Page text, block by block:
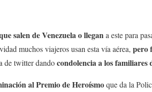
salen de Venezuela o llegana este para
muchos viajeros usan esta vía aérea, pero
de twitter dandocondolencia a los familiares
al Premio de Heroísmoque da la